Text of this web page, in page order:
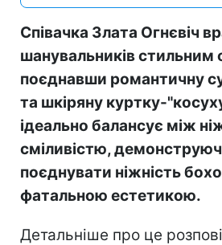
Співачка Злата Огнєвіч
шанувальників стильним
поєднавши романтичну
та шкіряну куртку-
ідеально балансує між
сміливістю,
поєднувати ніжність
фатальною естетикою.
Детальніше про це